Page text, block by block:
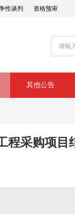
性谈判 资格预审
其他公告
采购项目